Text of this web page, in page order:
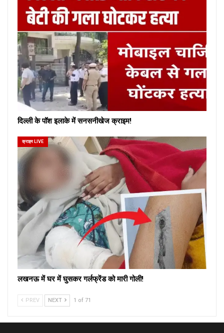
दिल्ली के पॉश इलाके में सनसनीखेज क्राइम!
क्राइम LIVE
लखनऊ में घर में घुसकर गर्लफ्रेंड को मारी गोली!
PREV NEXT 1 of 71